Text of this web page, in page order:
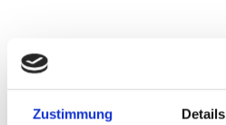
Zustimmung Details